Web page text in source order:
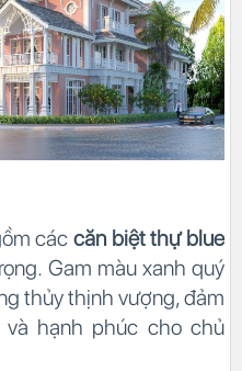
các căn biệt thự blue
Gam màu xanh quý
thủy thịnh vượng, đảm
hạnh phúc cho chủ